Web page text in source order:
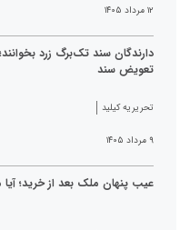
۱۲ مرداد ۱۴۰۵
دارندگان سند تک‌برگ زرد
تعویض سند
تحریریه کیلید
۹ مرداد ۱۴۰۵
عیب پنهان ملک بعد از خرید؛